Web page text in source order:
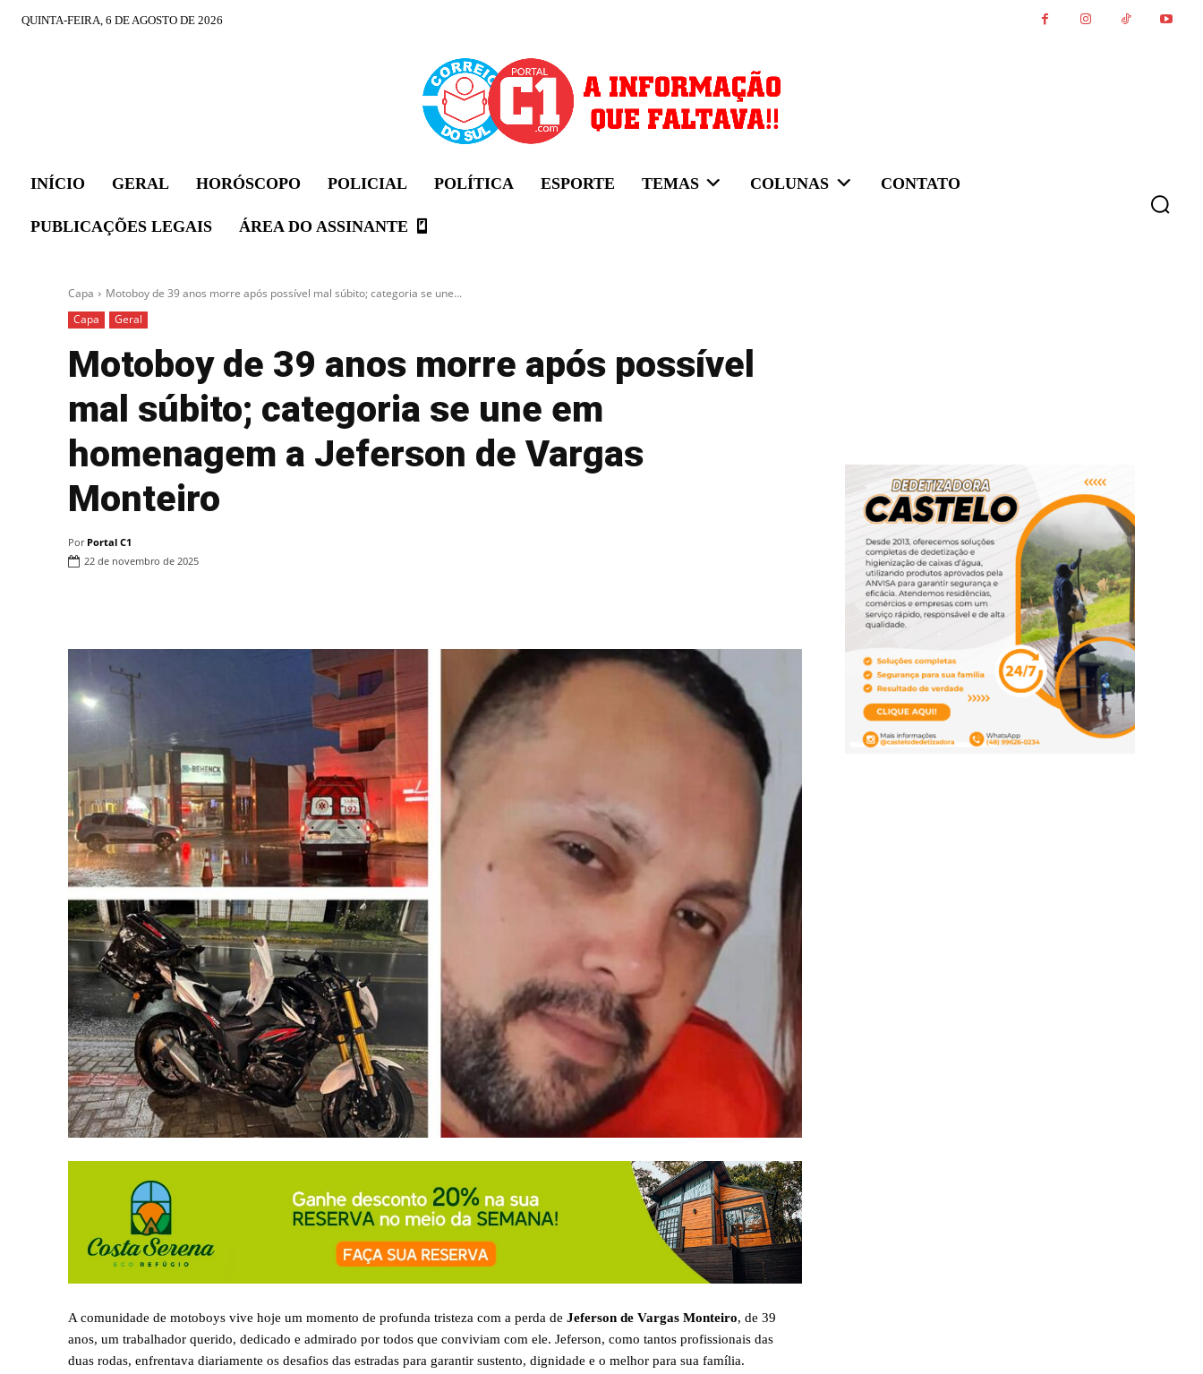
QUINTA-FEIRA, 6 DE AGOSTO DE 2026
INÍCIO GERAL HORÓSCOPO POLICIAL POLÍTICA ESPORTE TEMAS COLUNAS CONTATO
PUBLICAÇÕES LEGAIS ÁREA DO ASSINANTE
Capa
Motoboy de 39 anos morre após possível mal súbito; categoria se une...
Capa
Geral
Motoboy de 39 anos morre após possível
mal súbito; categoria se une em
homenagem a Jeferson de Vargas
Monteiro
Por Portal C1
22 de novembro de 2025
A comunidade de motoboys vive hoje um momento de profunda tristeza com a perda de Jeferson de Vargas Monteiro, de 39
anos, um trabalhador querido, dedicado e admirado por todos que conviviam com ele. Jeferson, como tantos profissionais das
duas rodas, enfrentava diariamente os desafios das estradas para garantir sustento, dignidade e o melhor para sua família.